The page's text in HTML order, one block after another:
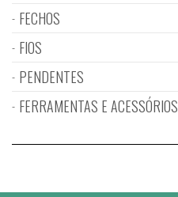
FECHOS
FIOS
PENDENTES
FERRAMENTAS E ACESSÓRIOS